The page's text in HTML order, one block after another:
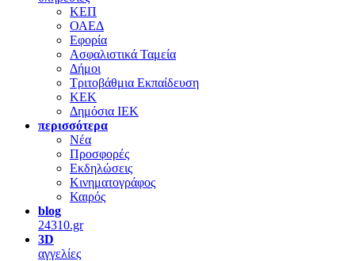
ΚΕΠ
ΟΑΕΔ
Εφορία
Ασφαλιστικά Ταμεία
Δήμοι
Τριτοβάθμια Εκπαίδευση
ΚΕΚ
Δημόσια ΙΕΚ
περισσότερα
Νέα
Προσφορές
Εκδηλώσεις
Κινηματογράφος
Καιρός
blog
24310.gr
3D
αγγελίες